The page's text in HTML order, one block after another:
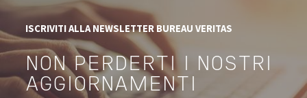
ISCRIVITI ALLA NEWSLETTER BUREAU VERITAS
NON PERDERTI I NOSTRI
AGGIORNAMENTI